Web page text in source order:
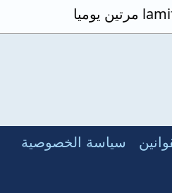
سياسة الخصوصية